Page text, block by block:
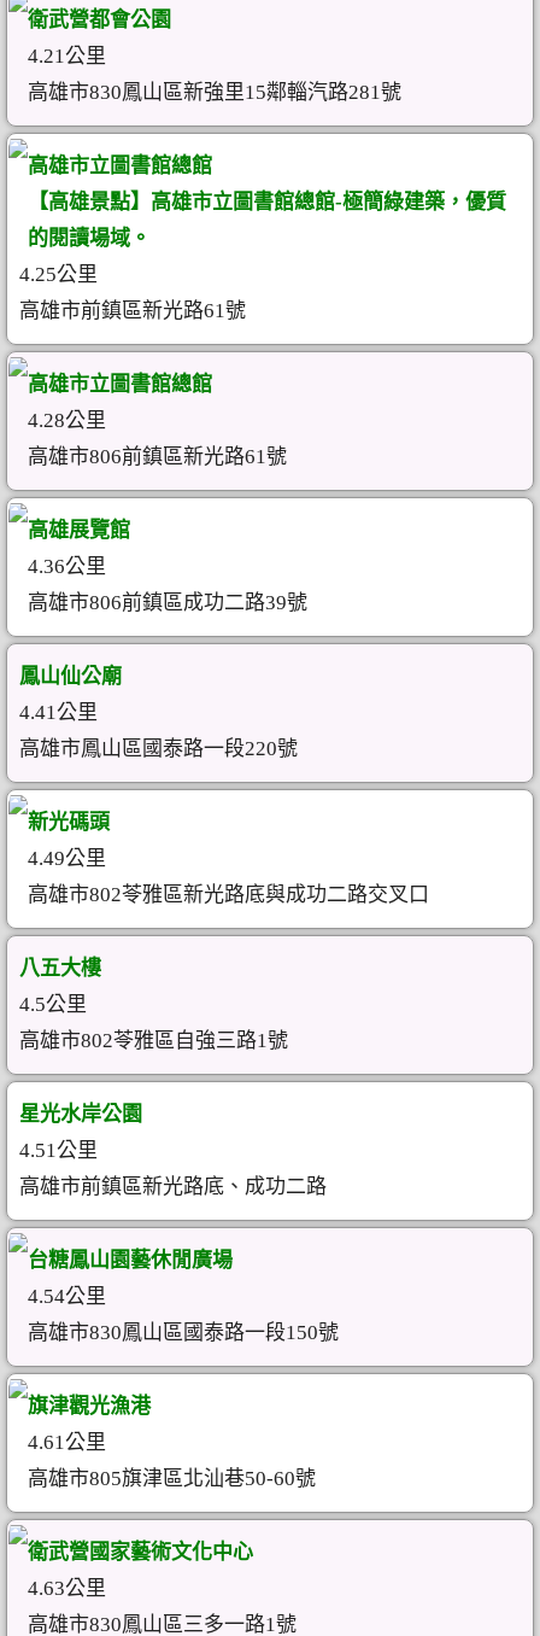
衛武營都會公園
4.21公里
高雄市830鳳山區新強里15鄰輜汽路281號
高雄市立圖書館總館
【高雄景點】高雄市立圖書館總館-極簡綠建築，優質
的閱讀場域。
4.25公里
高雄市前鎮區新光路61號
高雄市立圖書館總館
4.28公里
高雄市806前鎮區新光路61號
高雄展覽館
4.36公里
高雄市806前鎮區成功二路39號
鳳山仙公廟
4.41公里
高雄市鳳山區國泰路一段220號
新光碼頭
4.49公里
高雄市802苓雅區新光路底與成功二路交叉口
八五大樓
4.5公里
高雄市802苓雅區自強三路1號
星光水岸公園
4.51公里
高雄市前鎮區新光路底、成功二路
台糖鳳山園藝休閒廣場
4.54公里
高雄市830鳳山區國泰路一段150號
旗津觀光漁港
4.61公里
高雄市805旗津區北汕巷50-60號
衛武營國家藝術文化中心
4.63公里
高雄市830鳳山區三多一路1號